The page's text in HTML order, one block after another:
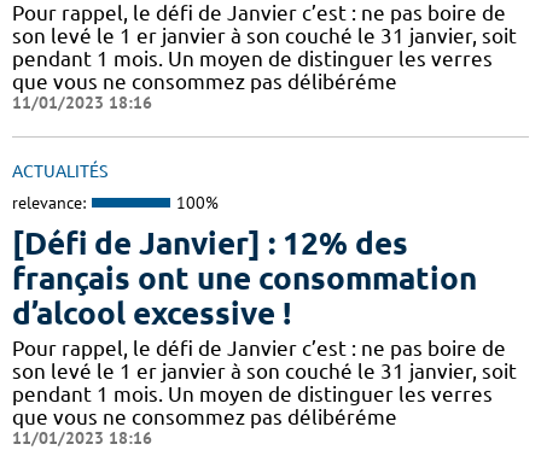
Pour rappel, le défi de Janvier c’est : ne pas boire de
son levé le 1 er janvier à son couché le 31 janvier, soit
pendant 1 mois. Un moyen de distinguer les verres
que vous ne consommez pas délibéréme
11/01/2023 18:16
ACTUALITÉS
relevance: 100%
[Défi de Janvier] : 12% des
français ont une consommation
d’alcool excessive !
Pour rappel, le défi de Janvier c’est : ne pas boire de
son levé le 1 er janvier à son couché le 31 janvier, soit
pendant 1 mois. Un moyen de distinguer les verres
que vous ne consommez pas délibéréme
11/01/2023 18:16